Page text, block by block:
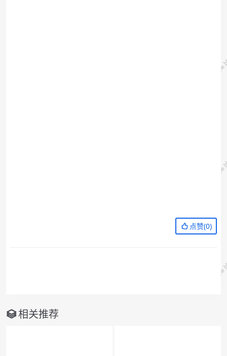
点赞(0)
相关推荐